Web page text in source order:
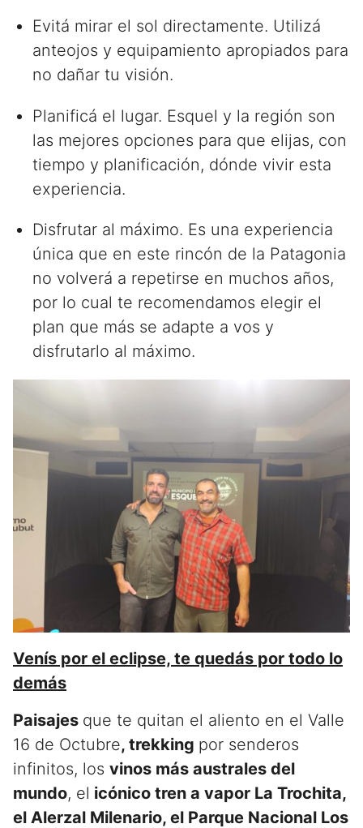
Evitá mirar el sol directamente. Utilizá
anteojos y equipamiento apropiados para
no dañar tu visión.
Planificá el lugar. Esquel y la región son
las mejores opciones para que elijas, con
tiempo y planificación, dónde vivir esta
experiencia.
Disfrutar al máximo. Es una experiencia
única que en este rincón de la Patagonia
no volverá a repetirse en muchos años,
por lo cual te recomendamos elegir el
plan que más se adapte a vos y
disfrutarlo al máximo.
Venís por el eclipse, te quedás por todo lo
demás
Paisajes que te quitan el aliento en el Valle
16 de Octubre, trekking por senderos
infinitos, los vinos más australes del
mundo, el icónico tren a vapor La Trochita,
el Alerzal Milenario, el Parque Nacional Los